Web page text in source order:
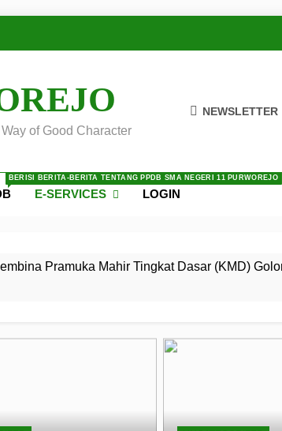
of Good Character
NEWSLETTER
BERISI BERITA-BERITA TENTANG PPDB SMA NEGERI 11 PURWOREJO
E-SERVICES LOGIN
Pramuka Mahir Tingkat Dasar (KMD)
11 Purworejo: Membentuk Jiwa Kepemimpinan,